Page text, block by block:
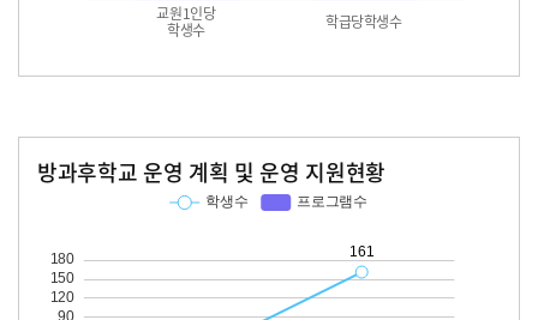
교원1인당
학생수 학급당학생수
방과후학교 운영 계획 및 운영 지원현황